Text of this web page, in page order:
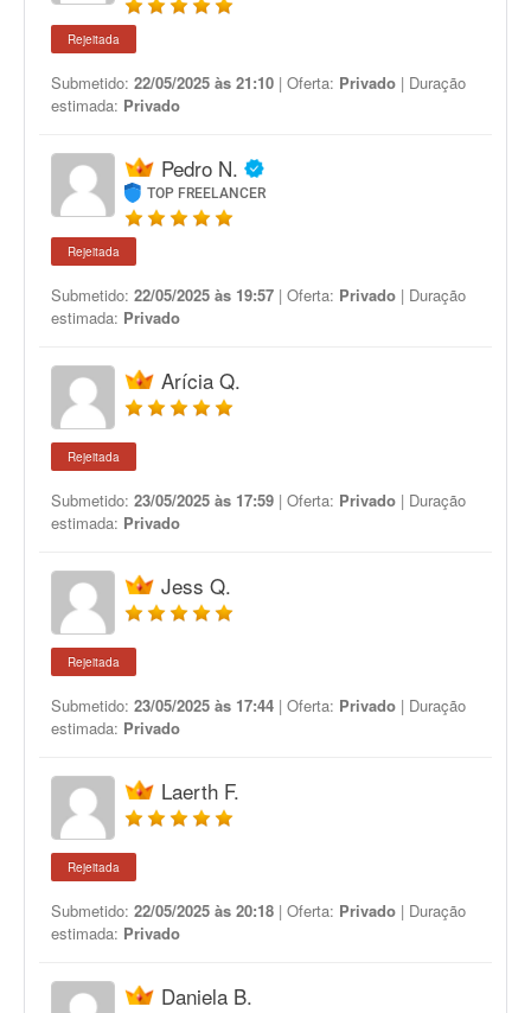
Rejeitada
Submetido: 22/05/2025 às 21:10 | Oferta: Privado | Duração
estimada: Privado
Pedro N.
TOP FREELANCER
Rejeitada
Submetido: 22/05/2025 às 19:57 | Oferta: Privado | Duração
estimada: Privado
Arícia Q.
Rejeitada
Submetido: 23/05/2025 às 17:59 | Oferta: Privado | Duração
estimada: Privado
Jess Q.
Rejeitada
Submetido: 23/05/2025 às 17:44 | Oferta: Privado | Duração
estimada: Privado
Laerth F.
Rejeitada
Submetido: 22/05/2025 às 20:18 | Oferta: Privado | Duração
estimada: Privado
Daniela B.